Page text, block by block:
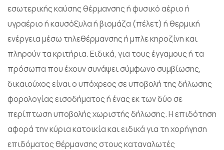
εσωτερικής καύσης θέρμανσης ή φυσικό αέριο ή
υγραέριο ή καυσόξυλα ή βιομάζα (πέλετ) ή θερμική
ενέργεια μέσω τηλεθέρμανσης ή μπλε κηροζίνη και
πληρούν τα κριτήρια. Ειδικά, για τους έγγαμους ή τα
πρόσωπα που έχουν συνάψει σύμφωνο συμβίωσης,
δικαιούχος είναι ο υπόχρεος σε υποβολή της δήλωσης
φορολογίας εισοδήματος ή ένας εκ των δύο σε
περίπτωση υποβολής χωριστής δήλωσης. Η επιδότηση
αφορά την κύρια κατοικία και ειδικά για τη χορήγηση
επιδόματος θέρμανσης στους καταναλωτές